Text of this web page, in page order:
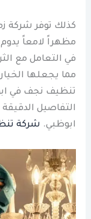
كذلك توفر شركة
مظهراً لامعاً
في التعامل مع
مما يجعلها
تنظيف نجف في
التفاصيل
ابوظبي. شركة